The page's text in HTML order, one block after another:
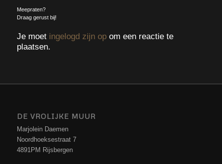
Meepraten?
Draag gerust bij!
Je moet ingelogd zijn opom een reactie te
plaatsen.
DE VROLIJKE MUUR
Marjolein Daemen
Noordhoeksestraat 7
4891PM Rijsbergen